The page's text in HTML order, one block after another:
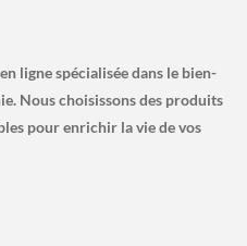
ligne spécialisée dans le bien-
Nous choisissons des produits
pour enrichir la vie de vos